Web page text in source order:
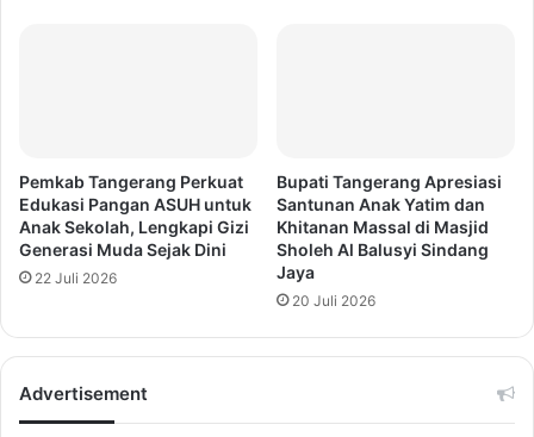
Pemkab Tangerang Perkuat
Edukasi Pangan ASUH untuk
Anak Sekolah, Lengkapi Gizi
Generasi Muda Sejak Dini
22 Juli 2026
Bupati Tangerang Apresiasi
Santunan Anak Yatim dan
Khitanan Massal di Masjid
Sholeh Al Balusyi Sindang
Jaya
20 Juli 2026
Advertisement